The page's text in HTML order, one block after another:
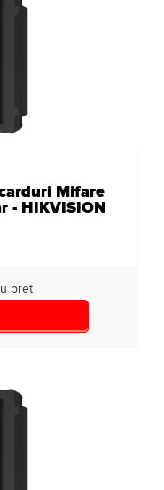
Mifare
- HIKVISION
pret